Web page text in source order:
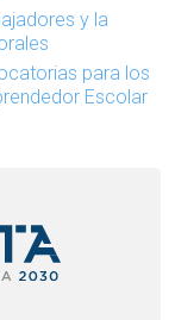
y la
para los
Escolar